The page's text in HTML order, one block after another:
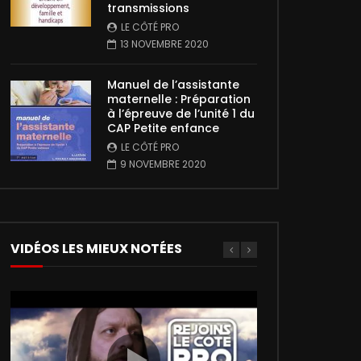
transmissions
LE CÔTÉ PRO
13 NOVEMBRE 2020
Manuel de l’assistante
maternelle : Préparation
à l’épreuve de l’unité 1 du
CAP Petite enfance
LE CÔTÉ PRO
9 NOVEMBRE 2020
VIDÉOS LES MIEUX NOTÉES